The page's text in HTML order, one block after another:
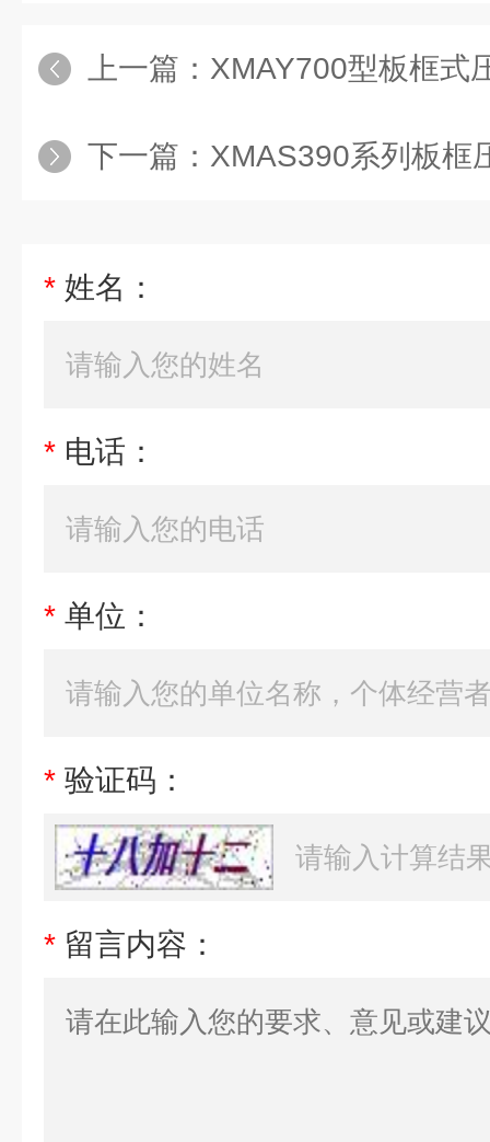
上一篇： XMAY700型板框式
下一篇： XMAS390系列板框
* 姓名：
* 电话：
* 单位：
* 验证码：
* 留言内容：